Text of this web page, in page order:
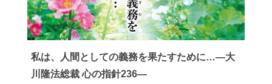
私は、人間としての義務を果たすために…―大
川隆法総裁 心の指針236―